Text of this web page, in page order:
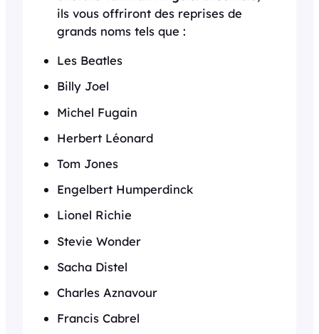
ils vous offriront des reprises de
grands noms tels que :
Les Beatles
Billy Joel
Michel Fugain
Herbert Léonard
Tom Jones
Engelbert Humperdinck
Lionel Richie
Stevie Wonder
Sacha Distel
Charles Aznavour
Francis Cabrel